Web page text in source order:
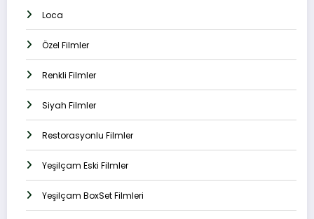
Loca
Özel Filmler
Renkli Filmler
Siyah Filmler
Restorasyonlu Filmler
Yeşilçam Eski Filmler
Yeşilçam BoxSet Filmleri